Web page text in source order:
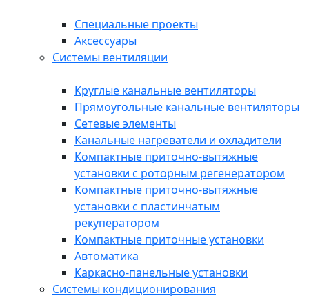
Специальные проекты
Аксессуары
Системы вентиляции
Круглые канальные вентиляторы
Прямоугольные канальные вентиляторы
Сетевые элементы
Канальные нагреватели и охладители
Компактные приточно-вытяжные
установки с роторным регенератором
Компактные приточно-вытяжные
установки с пластинчатым
рекуператором
Компактные приточные установки
Автоматика
Каркасно-панельные установки
Системы кондиционирования